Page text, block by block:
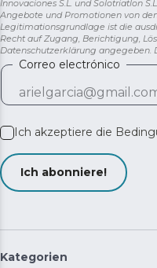
Innovaciones S.L. und Solotriatlon
Angebote und Promotionen von
Legitimationsgrundlage ist die
Recht auf Zugang, Berichtigung,
Datenschutzerklärung angegeben.
Correo electrónico
Ich akzeptiere die
Ich abonniere!
Kategorien